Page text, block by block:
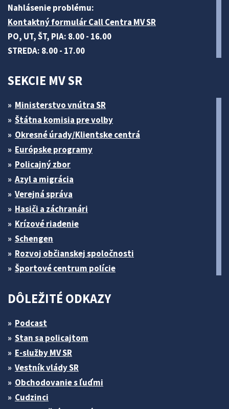
Nahlásenie problému:
Kontaktný formulár Call Centra MV SR
PO, UT, ŠT, PIA: 8.00 - 16.00
STREDA: 8.00 - 17.00
SEKCIE MV SR
Ministerstvo vnútra SR
Štátna komisia pre volby
Okresné úrady/Klientske centrá
Európske programy
Policajný zbor
Azyl a migrácia
Verejná správa
Hasiči a záchranári
Krízové riadenie
Schengen
Rozvoj občianskej spoločnosti
Športové centrum polície
DÔLEŽITÉ ODKAZY
Podcast
Stan sa policajtom
E-služby MV SR
Vestník vlády SR
Obchodovanie s ľuďmi
Cudzinci